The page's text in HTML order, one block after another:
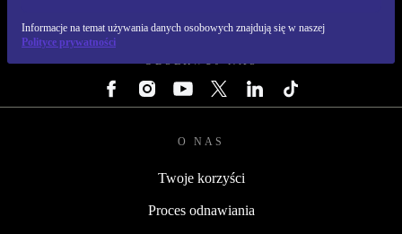
Informacje na temat używania danych osobowych znajdują się w naszej
Polityce prywatności
OBSERWUJ NAS
O NAS
Twoje korzyści
Proces odnawiania